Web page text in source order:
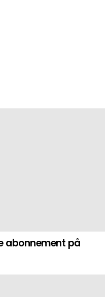
abonnement på